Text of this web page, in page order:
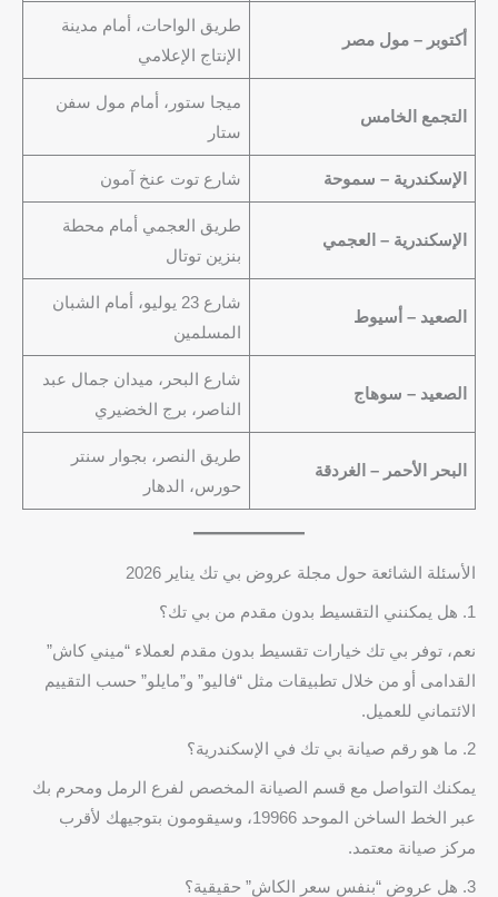
أكتوبر – مول مصر
طريق الواحات، أمام مدينة
الإنتاج الإعلامي
التجمع الخامس
ميجا ستور، أمام مول سفن
ستار
الإسكندرية – سموحة شارع توت عنخ آمون
الإسكندرية – العجمي
طريق العجمي أمام محطة
بنزين توتال
الصعيد – أسيوط
شارع 23 يوليو، أمام الشبان
المسلمين
الصعيد – سوهاج
شارع البحر، ميدان جمال عبد
الناصر، برج الخضيري
البحر الأحمر – الغردقة
طريق النصر، بجوار سنتر
حورس، الدهار
الأسئلة الشائعة حول مجلة عروض بي تك يناير 2026
1. هل يمكنني التقسيط بدون مقدم من بي تك؟
نعم، توفر بي تك خيارات تقسيط بدون مقدم لعملاء “ميني كاش”
القدامى أو من خلال تطبيقات مثل “فاليو” و”مايلو” حسب التقييم
الائتماني للعميل.
2. ما هو رقم صيانة بي تك في الإسكندرية؟
يمكنك التواصل مع قسم الصيانة المخصص لفرع الرمل ومحرم بك
عبر الخط الساخن الموحد 19966، وسيقومون بتوجيهك لأقرب
مركز صيانة معتمد.
3. هل عروض “بنفس سعر الكاش” حقيقية؟